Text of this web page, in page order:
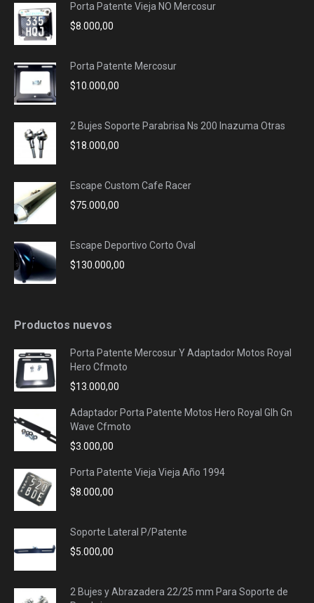
new
window
new
window
new
window
new
window
Porta Patente Vieja NO Mercosur
$8.000,00
Porta Patente Mercosur
$10.000,00
2 Bujes Soporte Parabrisa Ns 200 Inazuma Otras
$18.000,00
Escape Custom Cafe Racer
$75.000,00
Escape Deportivo Corto Oval
$130.000,00
Productos nuevos
Porta Patente Mercosur Y Adaptador Motos Royal
Hero Cfmoto
$13.000,00
Adaptador Porta Patente Motos Hero Royal Glh Gn
Wave Cfmoto
$3.000,00
Porta Patente Vieja Vieja Año 1994
$8.000,00
Soporte Lateral P/Patente
$5.000,00
2 Bujes y Abrazadera 22/25 mm Para Soporte de